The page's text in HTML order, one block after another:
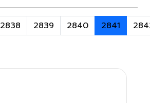
2838 2839 2840 2841